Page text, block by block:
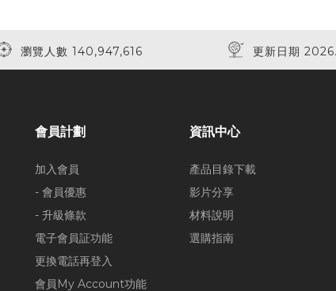
瀏覽人數 140,947,616 更新日期
會員計劃
加入會員
- 會員優惠
- 升級條款
電子會員証功能
更換電話再登入
會員My Account功能
資訊中心
產品目錄下載
影片分享
材料說明
選購指南